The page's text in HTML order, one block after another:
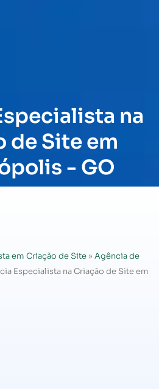
na
de Site em
- GO
em Criação de Site » Agência de
Especialista na Criação de Site em